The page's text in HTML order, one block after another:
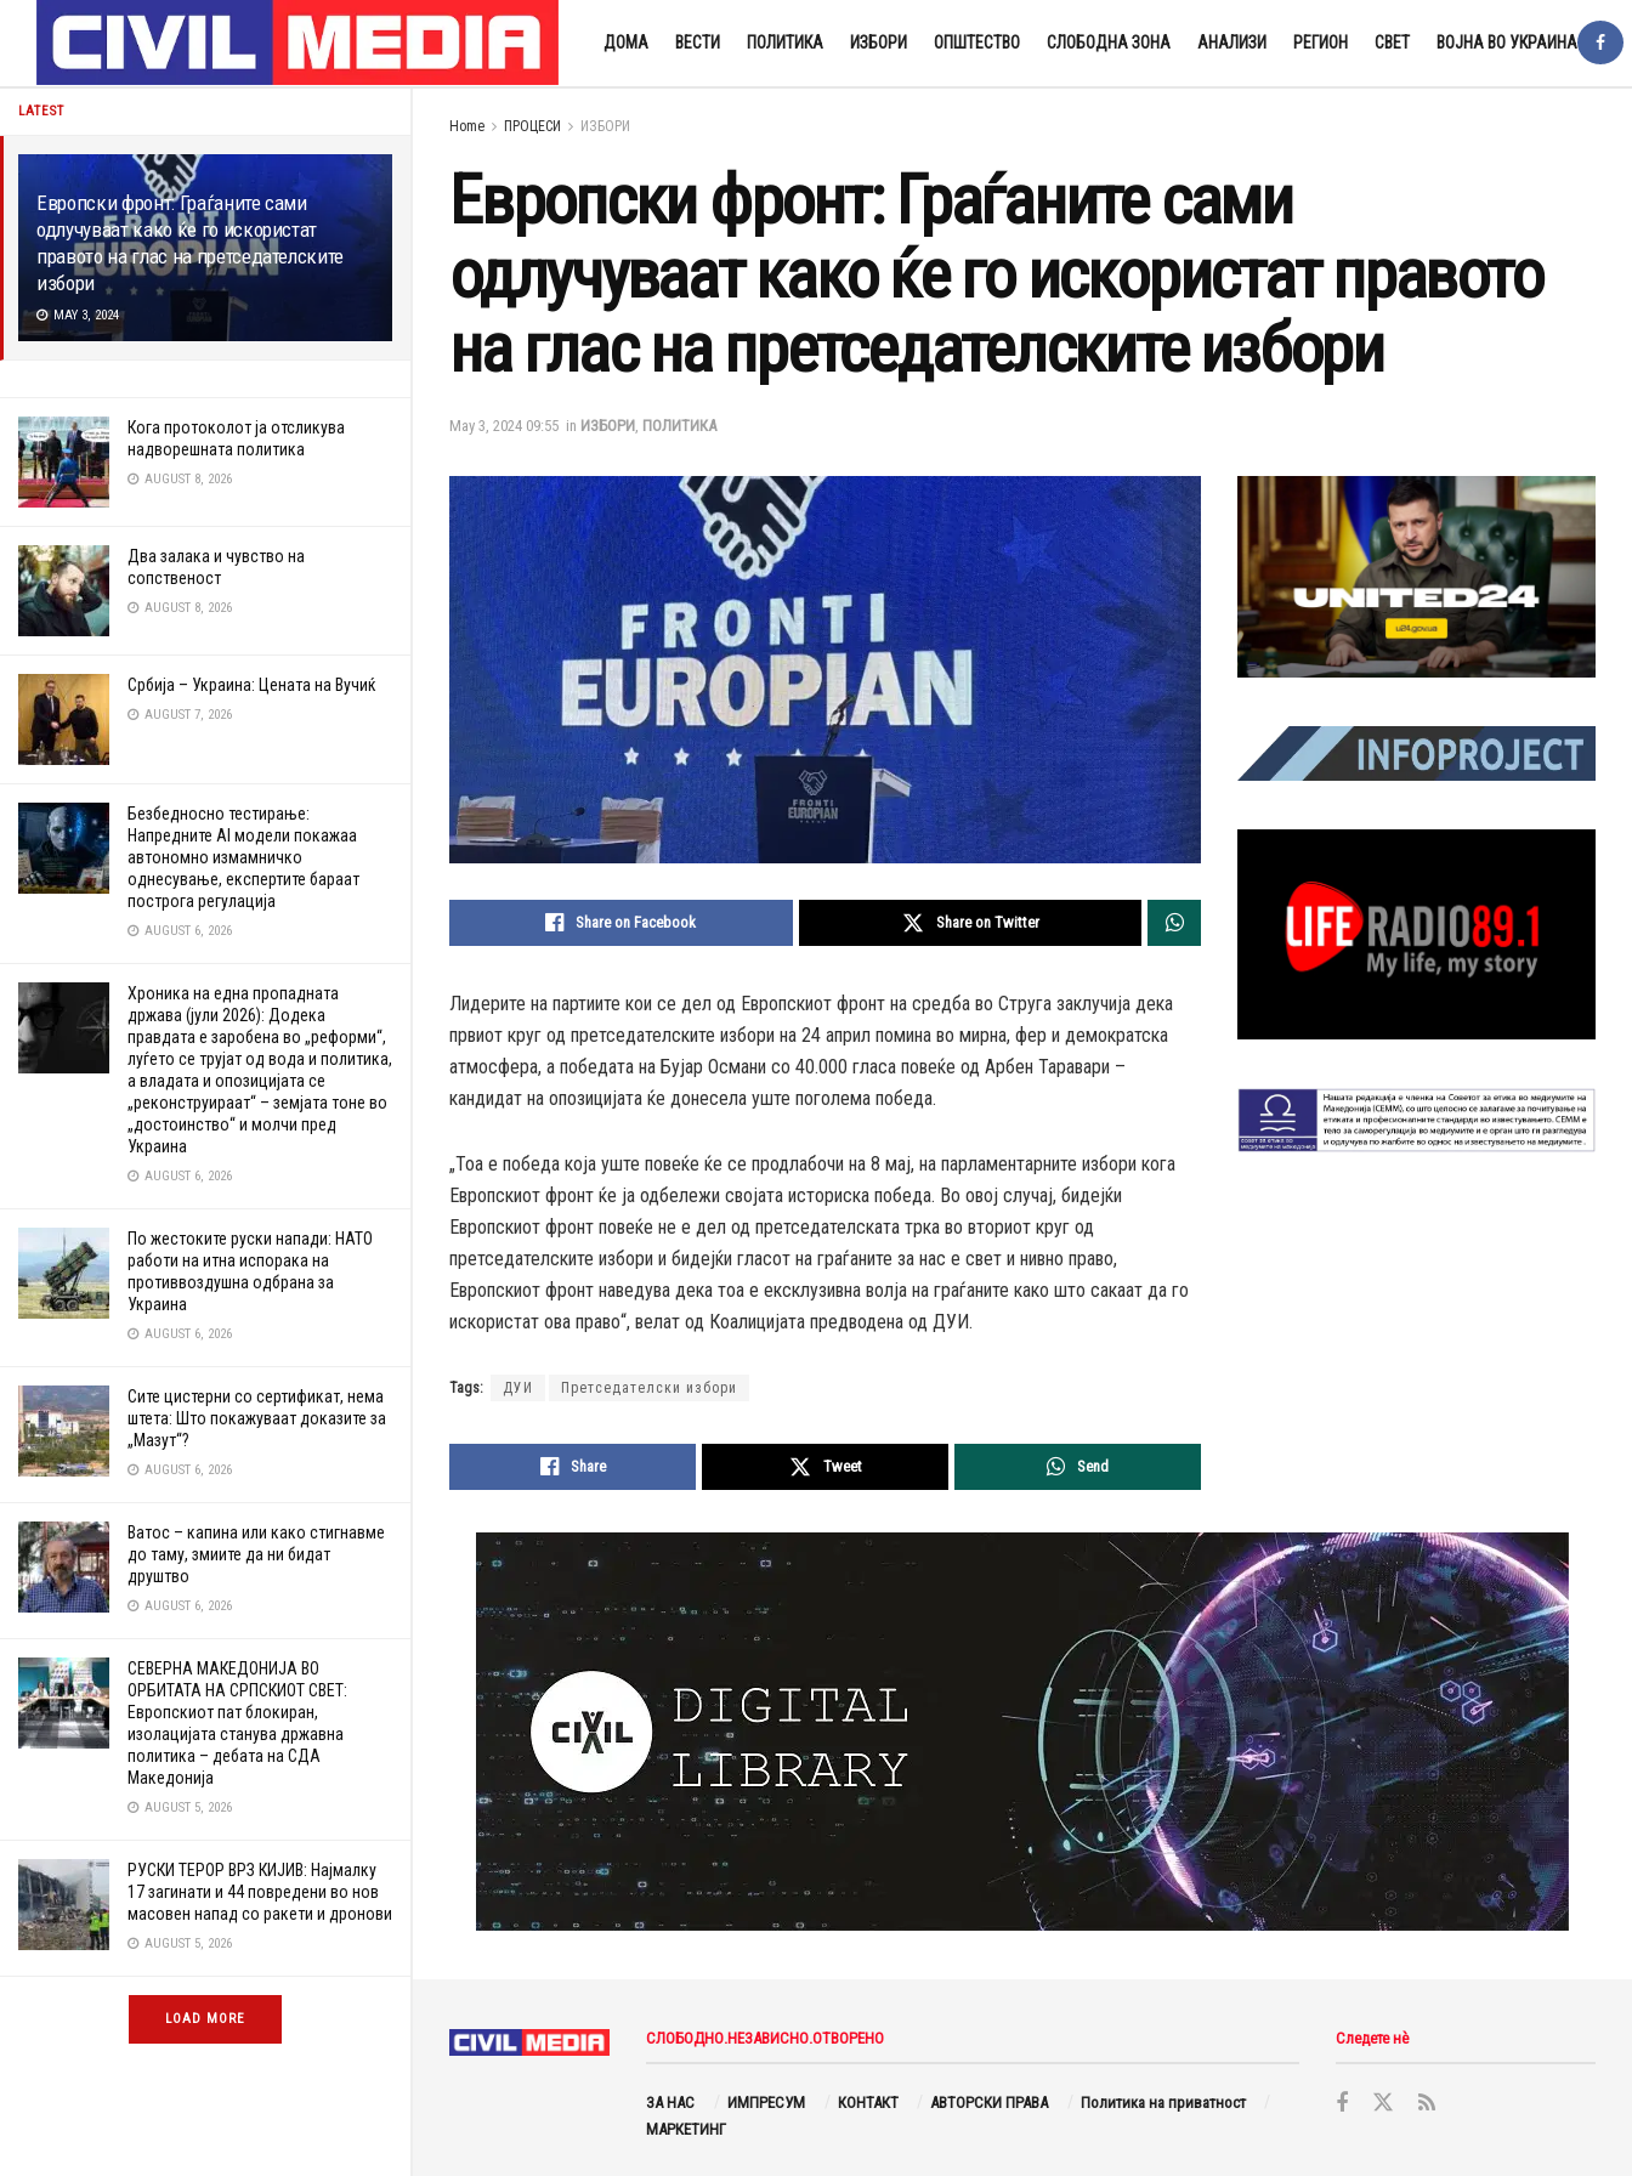
LATEST
Европски фронт: Граѓаните сами
одлучуваат како ќе го искористат
правото на глас на претседателските
избори
MAY 3, 2024
Кога протоколот ја отсликува
надворешната политика
AUGUST 8, 2026
Два залaка и чувство на
сопственост
AUGUST 8, 2026
Србија – Украина: Цената на Вучиќ
AUGUST 7, 2026
Безбедносно тестирање:
Напредните AI модели покажаа
автономно измамничко
однесување, експертите бараат
построга регулација
AUGUST 6, 2026
Хроника на една пропадната
држава (јули 2026): Додека
правдата е заробена во „реформи“,
луѓето се трујат од вода и политика,
а владата и опозицијата се
„реконструираат“ – земјата тоне во
„достоинство“ и молчи пред
Украина
AUGUST 6, 2026
По жестоките руски напади: НАТО
работи на итна испорака на
противвоздушна одбрана за
Украина
AUGUST 6, 2026
Сите цистерни со сертификат, нема
штета: Што покажуваат доказите за
„Мазут“?
AUGUST 6, 2026
Ватос – капина или како стигнавме
до таму, змиите да ни бидат
друштво
AUGUST 6, 2026
СЕВЕРНА МАКЕДОНИЈА ВО
ОРБИТАТА НА СРПСКИОТ СВЕТ:
Европскиот пат блокиран,
изолацијата станува државна
политика – дебата на СДА
Македонија
AUGUST 5, 2026
РУСКИ ТЕРОР ВРЗ КИЈИВ: Најмалку
17 загинати и 44 повредени во нов
масовен напад со ракети и дронови
AUGUST 5, 2026
LOAD MORE
ДОМА ВЕСТИ ПОЛИТИКА ИЗБОРИ ОПШТЕСТВО СЛОБОДНА ЗОНА АНАЛИЗИ РЕГИОН СВЕТ ВОЈНА ВО УКРАИНА
Home ПРОЦЕСИ ИЗБОРИ
Европски фронт: Граѓаните сами
одлучуваат како ќе го искористат правото
на глас на претседателските избори
May 3, 2024 09:55 in ИЗБОРИ, ПОЛИТИКА
Share on Facebook Share on Twitter
Лидерите на партиите кои се дел од Европскиот фронт на средба во Струга заклучија дека
првиот круг од претседателските избори на 24 април помина во мирна, фер и демократска
атмосфера, а победата на Бујар Османи со 40.000 гласа повеќе од Арбен Таравари –
кандидат на опозицијата ќе донесела уште поголема победа.
„Тоа е победа која уште повеќе ќе се продлабочи на 8 мај, на парламентарните избори кога
Европскиот фронт ќе ја одбележи својата историска победа. Во овој случај, бидејќи
Европскиот фронт повеќе не е дел од претседателската трка во вториот круг од
претседателските избори и бидејќи гласот на граѓаните за нас е свет и нивно право,
Европскиот фронт наведува дека тоа е ексклузивна волја на граѓаните како што сакаат да го
искористат ова право“, велат од Коалицијата предводена од ДУИ.
Tags: ДУИ Претседателски избори
Share Tweet Send
СЛОБОДНО.НЕЗАВИСНО.ОТВОРЕНО
ЗА НАС ИМПРЕСУМ КОНТАКТ АВТОРСКИ ПРАВА
Политика на приватност
МАРКЕТИНГ
Следете нè